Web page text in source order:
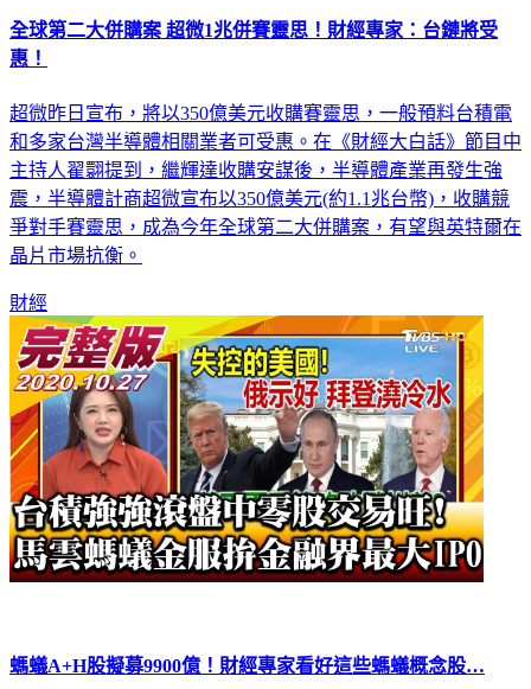
全球第二大併購案 超微1兆併賽靈思！財經專家：台鏈將受
超微昨日宣布，將以350億美元收購賽靈思，一般預料台積電
和多家台灣半導體相關業者可受惠。在《財經大白話》節目中
主持人翟翾提到，繼輝達收購安謀後，半導體產業再發生強
震，半導體計商超微宣布以350億美元(約1.1兆台幣)，收購競
爭對手賽靈思，成為今年全球第二大併購案，有望與英特爾在
財經